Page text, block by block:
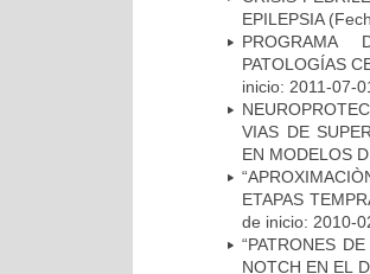
EPILEPSIA
PROGRAMA
PATOLOGÍAS
inicio: 2011-07-
VIAS DE
EN MODELOS
ETAPAS
de inicio: 2010-
“PATRONES
NOTCH EN EL